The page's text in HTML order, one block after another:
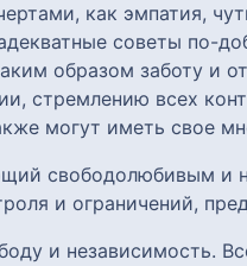
как эмпатия,
советы по-
образом заботу и
стремлению всех
могут иметь свое
свободолюбивым и
и ограничений,
и независимость.